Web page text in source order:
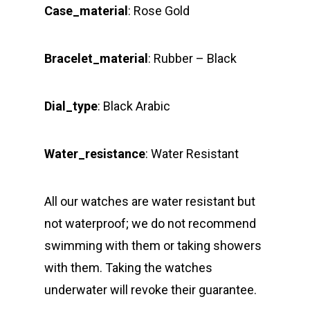
Case_material: Rose Gold
Bracelet_material: Rubber – Black
Dial_type: Black Arabic
Water_resistance: Water Resistant
All our watches are water resistant but
not waterproof; we do not recommend
swimming with them or taking showers
with them. Taking the watches
underwater will revoke their guarantee.